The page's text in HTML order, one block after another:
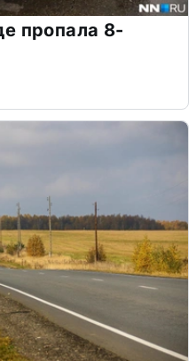
пропала 8-